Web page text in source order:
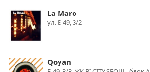
La Maro
ул. Е-49, 3/2
Qoyan